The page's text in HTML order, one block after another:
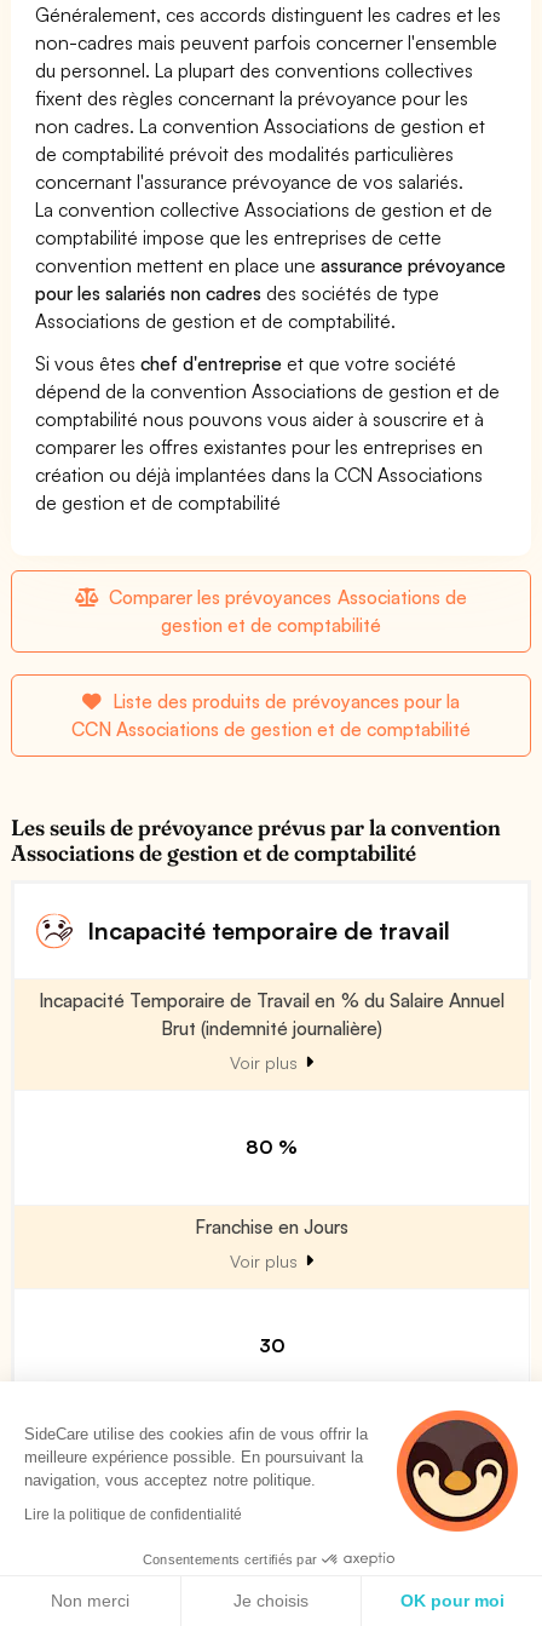
Généralement, ces accords distinguent les cadres et les
non-cadres mais peuvent parfois concerner l'ensemble
du personnel. La plupart des conventions collectives
fixent des règles concernant la prévoyance pour les
non cadres. La convention Associations de gestion et
de comptabilité prévoit des modalités particulières
concernant l'assurance prévoyance de vos salariés.
La convention collective Associations de gestion et de
comptabilité impose que les entreprises de cette
convention mettent en place uneassurance prévoyance
pour les salariés non cadres des sociétés de type
Associations de gestion et de comptabilité.
Si vous êteschef d'entreprise et que votre société
dépend de la convention Associations de gestion et de
comptabilité nous pouvons vous aider à souscrire et à
comparer les offres existantes pour les entreprises en
création ou déjà implantées dans la CCN Associations
de gestion et de comptabilité
Comparer les prévoyances Associations de
gestion et de comptabilité
Liste des produits de prévoyances pour la
CCN Associations de gestion et de comptabilité
Les seuils de prévoyance prévus par la convention
Associations de gestion et de comptabilité
Incapacité temporaire de travail
Incapacité Temporaire de Travail en % du Salaire Annuel
Brut (indemnité journalière)
Voir plus
80 %
Franchise en Jours
Voir plus
30
Garanties Décès / PTIA
Décès / PTIA toutes causes en % du Salaire Annuel Brut
(célibataire, veuf, divorcé)
SideCare utilise des cookies afin de vous offrir la
meilleure expérience possible. En poursuivant la
navigation, vous acceptez notre politique.
Lire la politique de confidentialité
Consentements certifiés par
Non merci Je choisis OK pour moi